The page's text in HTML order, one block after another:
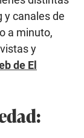
y canales de
a minuto,
y
de El